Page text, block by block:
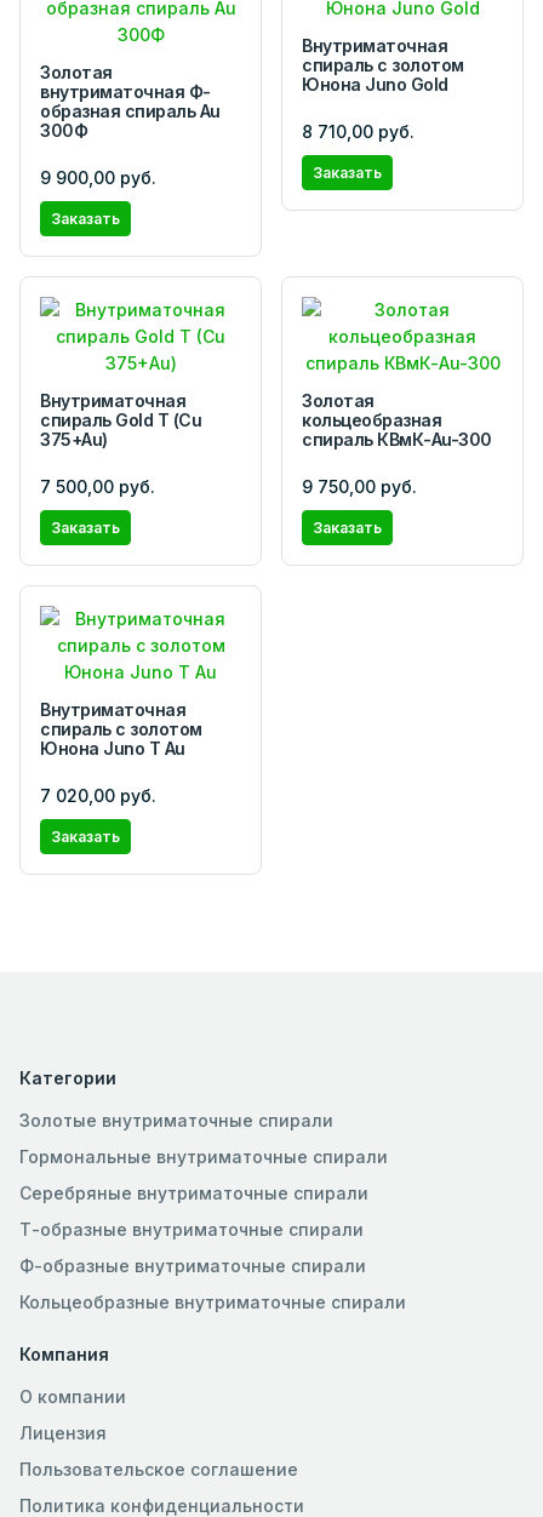
Золотая
внутриматочная Ф-
образная спираль Au
300Ф
9 900,00 руб.
Заказать
Внутриматочная
спираль с золотом
Юнона Juno Gold
8 710,00 руб.
Заказать
Внутриматочная
спираль Gold T (Cu
375+Au)
7 500,00 руб.
Заказать
Золотая
кольцеобразная
спираль КВмК-Au-300
9 750,00 руб.
Заказать
Внутриматочная
спираль с золотом
Юнона Juno Т Au
7 020,00 руб.
Заказать
Категории
Золотые внутриматочные спирали
Гормональные внутриматочные спирали
Серебряные внутриматочные спирали
Т-образные внутриматочные спирали
Ф-образные внутриматочные спирали
Кольцеобразные внутриматочные спирали
Компания
О компании
Лицензия
Пользовательское соглашение
Политика конфиденциальности